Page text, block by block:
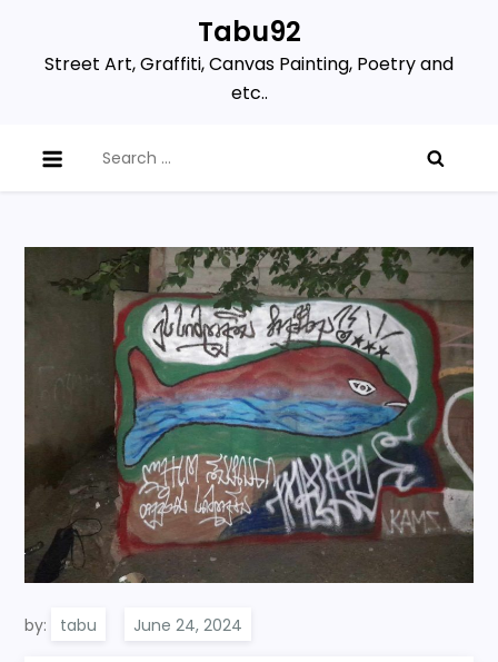
content
Tabu92
Street Art, Graffiti, Canvas Painting, Poetry and
etc..
for:
by: tabu